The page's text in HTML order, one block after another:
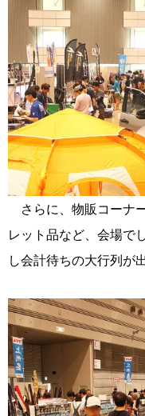
さらに、物販コーナ
レット品など、会場で
し会計待ちの大行列が